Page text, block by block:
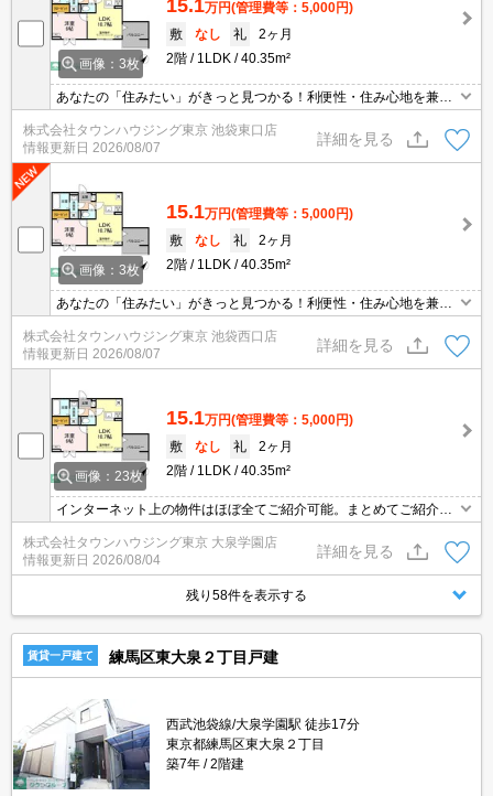
画像：3枚
15.1万円(管理費等：5,000円)
敷
なし 礼
2ヶ月
2階
1LDK 40.35m²
あなたの「住みたい」がきっと見つかる！利便性・住み心地を兼ね
揃えた賃貸物件！お気軽にご相談ください。お部屋探しはタウンハ
ウジングへお任せください！
株式会社タウンハウジング東京 池袋東口店
情報更新日 2026/08/07
詳細を見る
画像：3枚
15.1万円(管理費等：5,000円)
敷
なし 礼
2ヶ月
2階
1LDK 40.35m²
あなたの「住みたい」がきっと見つかる！利便性・住み心地を兼ね
揃えた賃貸物件！お気軽にご相談ください。お部屋探しはタウンハ
ウジングへお任せください！
株式会社タウンハウジング東京 池袋西口店
情報更新日 2026/08/07
詳細を見る
画像：23枚
15.1万円(管理費等：5,000円)
敷
なし 礼
2ヶ月
2階
1LDK 40.35m²
インターネット上の物件はほぼ全てご紹介可能。まとめてご紹介致
します。お気軽にお問合せください。お部屋探しは情報量地域ナン
バー1のタウンハウジングまで。
株式会社タウンハウジング東京 大泉学園店
情報更新日 2026/08/04
詳細を見る
残り58件を表示する
賃貸一戸建て 練馬区東大泉２丁目戸建
西武池袋線/大泉学園駅 徒歩17分
東京都練馬区東大泉２丁目
築7年
2階建